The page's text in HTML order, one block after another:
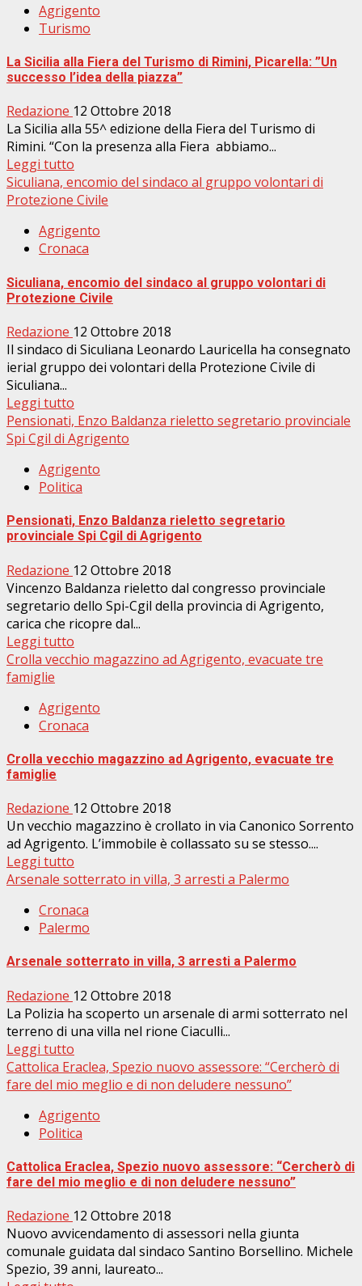
Agrigento
Turismo
La Sicilia alla Fiera del Turismo di Rimini, Picarella: ”Un
successo l’idea della piazza”
Redazione 12 Ottobre 2018
La Sicilia alla 55^ edizione della Fiera del Turismo di
Rimini. “Con la presenza alla Fiera abbiamo...
Leggi tutto
Siculiana, encomio del sindaco al gruppo volontari di
Protezione Civile
Agrigento
Cronaca
Siculiana, encomio del sindaco al gruppo volontari di
Protezione Civile
Redazione 12 Ottobre 2018
Il sindaco di Siculiana Leonardo Lauricella ha consegnato
ierial gruppo dei volontari della Protezione Civile di
Siculiana...
Leggi tutto
Pensionati, Enzo Baldanza rieletto segretario provinciale
Spi Cgil di Agrigento
Agrigento
Politica
Pensionati, Enzo Baldanza rieletto segretario
provinciale Spi Cgil di Agrigento
Redazione 12 Ottobre 2018
Vincenzo Baldanza rieletto dal congresso provinciale
segretario dello Spi-Cgil della provincia di Agrigento,
carica che ricopre dal...
Leggi tutto
Crolla vecchio magazzino ad Agrigento, evacuate tre
famiglie
Agrigento
Cronaca
Crolla vecchio magazzino ad Agrigento, evacuate tre
famiglie
Redazione 12 Ottobre 2018
Un vecchio magazzino è crollato in via Canonico Sorrento
ad Agrigento. L’immobile è collassato su se stesso....
Leggi tutto
Arsenale sotterrato in villa, 3 arresti a Palermo
Cronaca
Palermo
Arsenale sotterrato in villa, 3 arresti a Palermo
Redazione 12 Ottobre 2018
La Polizia ha scoperto un arsenale di armi sotterrato nel
terreno di una villa nel rione Ciaculli...
Leggi tutto
Cattolica Eraclea, Spezio nuovo assessore: “Cercherò di
fare del mio meglio e di non deludere nessuno”
Agrigento
Politica
Cattolica Eraclea, Spezio nuovo assessore: “Cercherò di
fare del mio meglio e di non deludere nessuno”
Redazione 12 Ottobre 2018
Nuovo avvicendamento di assessori nella giunta
comunale guidata dal sindaco Santino Borsellino. Michele
Spezio, 39 anni, laureato...